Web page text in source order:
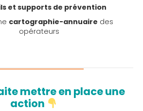
et supports de prévention
cartographie-annuaire des
opérateurs
mettre en place une
action